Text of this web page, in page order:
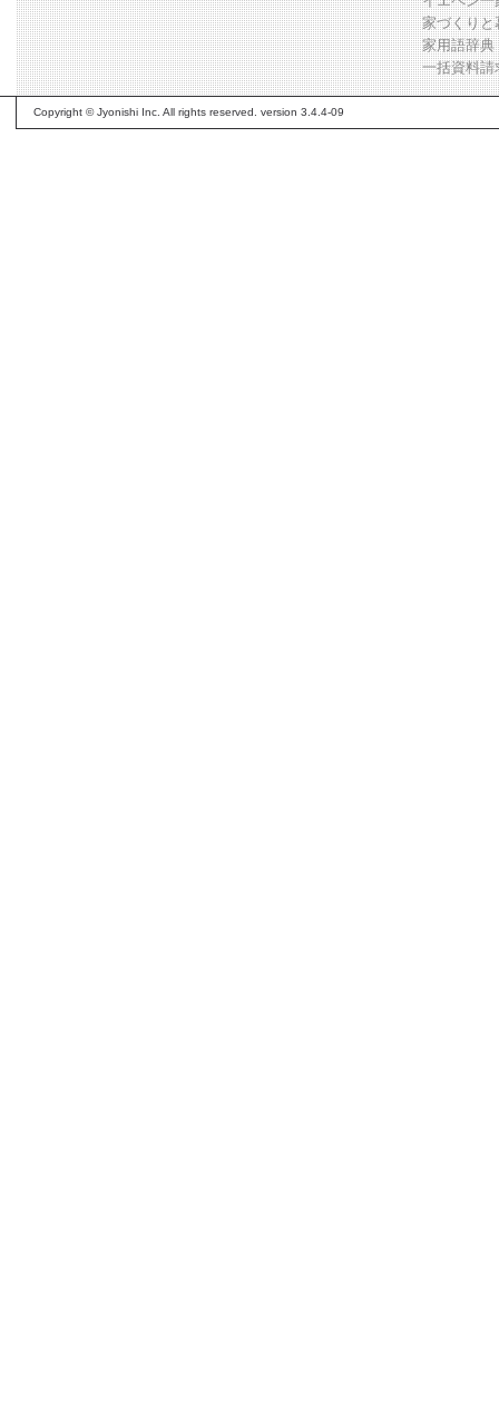
家づくりと
家用語辞典
一括資料請
Copyright © Jyonishi Inc. All rights reserved. version 3.4.4-09